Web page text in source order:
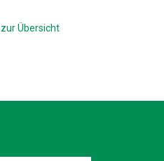
Übersicht